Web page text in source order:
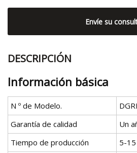
Envíe su
DESCRIPCIÓN
Información básica
N º de Modelo.
Garantía de calidad
Un
Tiempo de producción
5-